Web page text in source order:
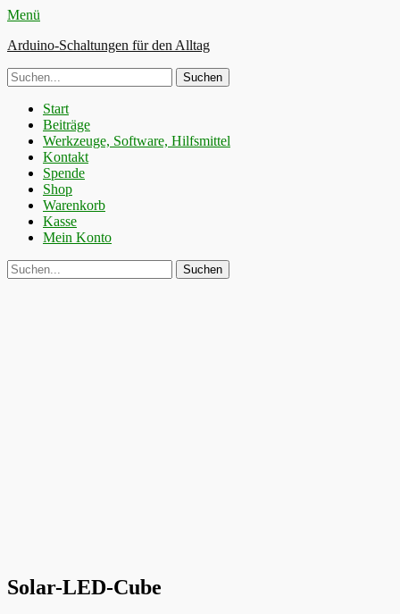
Menü
Arduino-Schaltungen für den Alltag
Suche
nach:
Primäres
Menü
Zum
Inhalt
springen
Start
Beiträge
Werkzeuge, Software, Hilfsmittel
Kontakt
Spende
Shop
Warenkorb
Kasse
Mein Konto
Suchen
Suche
nach:
Solar-LED-Cube